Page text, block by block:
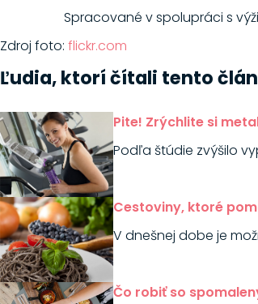
Spracované v spolupráci s
Zdroj foto: flickr.com
Ľudia, ktorí čítali tento
Pite! Zrýchlite si
Podľa štúdie zvýšilo
Cestoviny, ktoré
V dnešnej dobe je
Čo robiť so